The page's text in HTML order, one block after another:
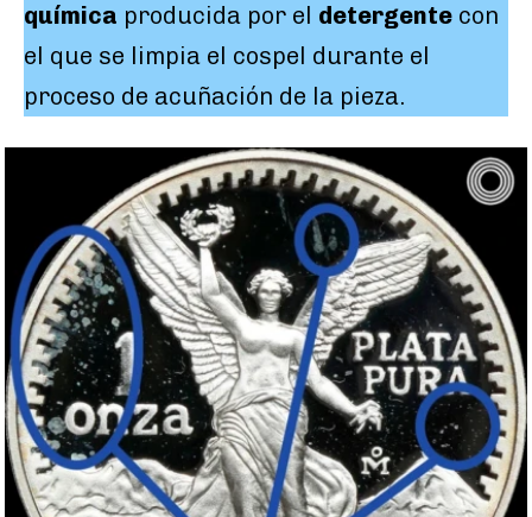
química producida por el detergente con
el que se limpia el cospel durante el
proceso de acuñación de la pieza.